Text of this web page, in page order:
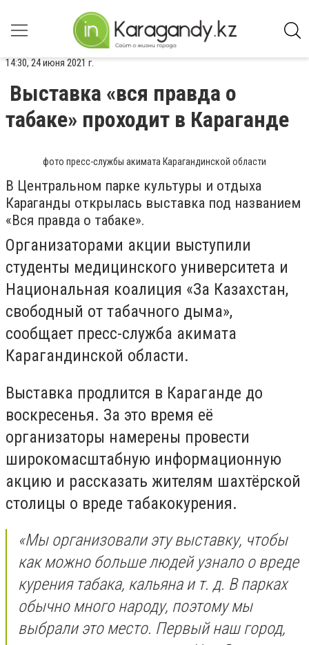
14:30, 24 июня 2021 г.
Выставка «вся правда о
табаке» проходит в Караганде
фото пресс-службы акимата Карагандинской области
В Центральном парке культуры и отдыха
Караганды открылась выставка под названием
«Вся правда о табаке».
Организаторами акции выступили
студенты медицинского университета и
Национальная коалиция «За Казахстан,
свободный от табачного дыма»,
сообщает пресс-служба акимата
Карагандинской области.
Выставка продлится в Караганде до
воскресенья. За это время её
организаторы намерены провести
широкомасштабную информационную
акцию и рассказать жителям шахтёрской
столицы о вреде табакокурения.
«Мы организовали эту выставку, чтобы
как можно больше людей узнало о вреде
курения табака, кальяна и т. д. В парках
обычно много народу, поэтому мы
выбрали это место. Первый наш город,